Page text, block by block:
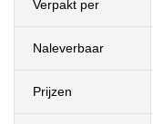
Verpakt per
Naleverbaar
Prijzen